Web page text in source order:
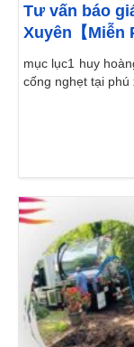
Tư vấn báo
Xuyên【Miễn
mục lục1 huy
cống nghẹt tại phú